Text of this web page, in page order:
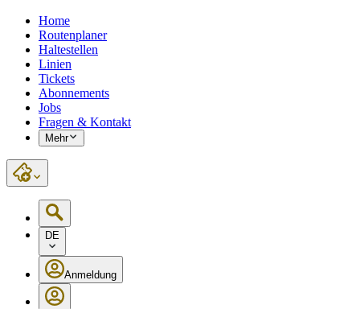
Home
Routenplaner
Haltestellen
Linien
Tickets
Abonnements
Jobs
Fragen & Kontakt
Mehr
DE
Anmeldung